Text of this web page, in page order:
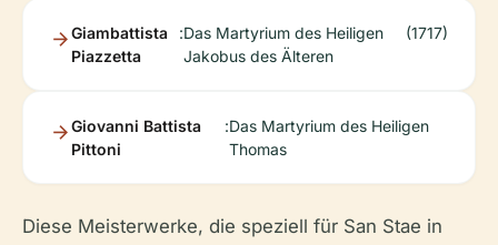
Giambattista
Piazzetta
:Das Martyrium des Heiligen
Jakobus des Älteren
(1717)
Giovanni Battista
Pittoni
:Das Martyrium des Heiligen
Thomas
Diese Meisterwerke, die speziell für San Stae in